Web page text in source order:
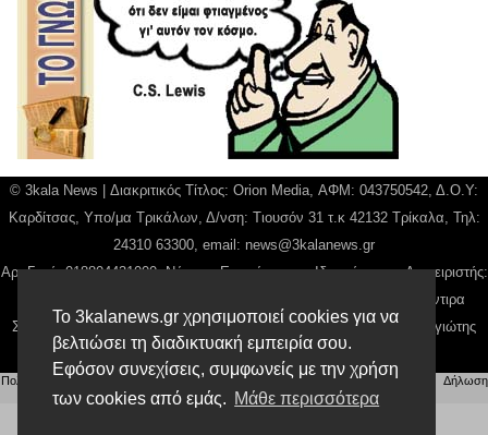
Το 3kalanews.gr χρησιμοποιεί cookies για να
βελτιώσει τη διαδικτυακή εμπειρία σου.
Εφόσον συνεχίσεις, συμφωνείς με την χρήση
των cookies από εμάς. Μάθε περισσότερα
© 3kala News | Διακριτικός Τίτλος: Orion Media, ΑΦΜ: 043750542, Δ.Ο.Υ:
Καρδίτσας, Υπο/μα Τρικάλων, Δ/νση: Τιουσόν 31 τ.κ 42132 Τρίκαλα, Τηλ:
24310 63300, email: news@3kalanews.gr
Αρ. Γεμή: 018804431000, Νόμιμος Εκπρόσωπος, Ιδιοκτήτης και Διαχειριστής:
Παναγιώτης Φιλίππου, Διευθύντρια: Γιαννουσά Βασιλική, Διευθύντιρα
Σύνταξης: Μπαλαμπάνη Βασιλική. Δικαιούχος domain name Παναγιώτης
Φιλίππου
Πολιτική απορρήτου Αίτηση Διαχείρισης Προσωπικών Δεδομένων |Όροι χρήσης
Δήλωση
Συμμόρφωσης